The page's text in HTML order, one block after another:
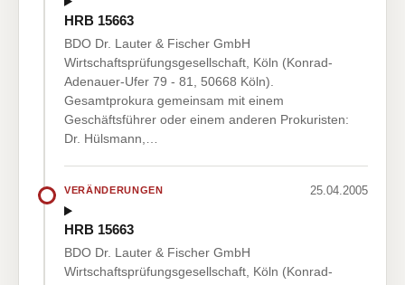
HRB 15663
BDO Dr. Lauter & Fischer GmbH
Wirtschaftsprüfungsgesellschaft, Köln (Konrad-
Adenauer-Ufer 79 - 81, 50668 Köln).
Gesamtprokura gemeinsam mit einem
Geschäftsführer oder einem anderen Prokuristen:
Dr. Hülsmann,…
VERÄNDERUNGEN 25.04.2005
HRB 15663
BDO Dr. Lauter & Fischer GmbH
Wirtschaftsprüfungsgesellschaft, Köln (Konrad-